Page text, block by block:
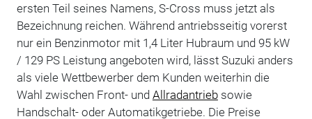
ersten Teil seines Namens, S-Cross muss jetzt als
Bezeichnung reichen. Während antriebsseitig vorerst
nur ein Benzinmotor mit 1,4 Liter Hubraum und 95 kW
/ 129 PS Leistung angeboten wird, lässt Suzuki anders
als viele Wettbewerber dem Kunden weiterhin die
Wahl zwischen Front- und Allradantriebsowie
Handschalt- oder Automatikgetriebe. Die Preise